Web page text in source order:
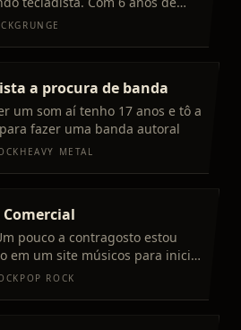
temos trabalho para
GRUNGE
a procura de banda
aí tenho 17 anos e tô a
fazer uma banda autoral
HEAVY METAL
em um site músicos para iniciar
voltado para bailes e eventos.
POP ROCK